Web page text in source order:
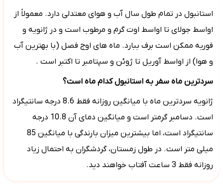
استانبول در تمام طول سال آب و هوای معتدلی دارد. معمولاً از
اواسط جولای تا اواسط اوت گرم و مرطوب است و در ژانویه و
فوریه ممکن است برف ببارد. ماه های اوج فصل (با بهترین آب
و هوا) از اواسط آوریل تا ژوئن و سپتامبر تا اکتبر است .
سردترین ماه سفر به استانبول کدام ماه است؟
ژانویه سردترین ماه با میانگین روزانه فقط 8.6 درجه سانتیگراد
است. دسامبر گرمتر است و میانگین دمای آن 10.8 درجه
سانتیگراد است، اما بیشترین میزان بارندگی با میانگین 85
میلی متر است. در طول زمستان، گردشگران به احتمال زیاد
روزانه فقط 3 ساعت آفتاب خواهند دید.